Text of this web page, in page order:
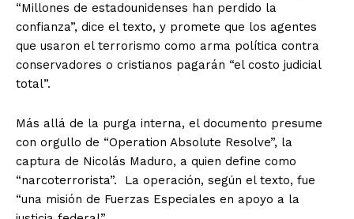
“Millones de estadounidenses han perdido la
confianza”, dice el texto, y promete que los agentes
que usaron el terrorismo como arma política contra
conservadores o cristianos pagarán “el costo judicial
total”.
Más allá de la purga interna, el documento presume
con orgullo de “Operation Absolute Resolve”, la
captura de Nicolás Maduro, a quien define como
“narcoterrorista”. La operación, según el texto, fue
“una misión de Fuerzas Especiales en apoyo a la